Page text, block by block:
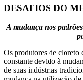
DESAFIOS DO
A mudança nos
Os produtores de cloreto
constante devido à
de suas indústrias